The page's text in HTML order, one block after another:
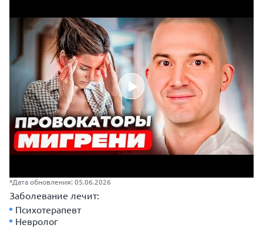
*Дата обновления: 05.06.2026
Заболевание лечит:
Психотерапевт
Невролог